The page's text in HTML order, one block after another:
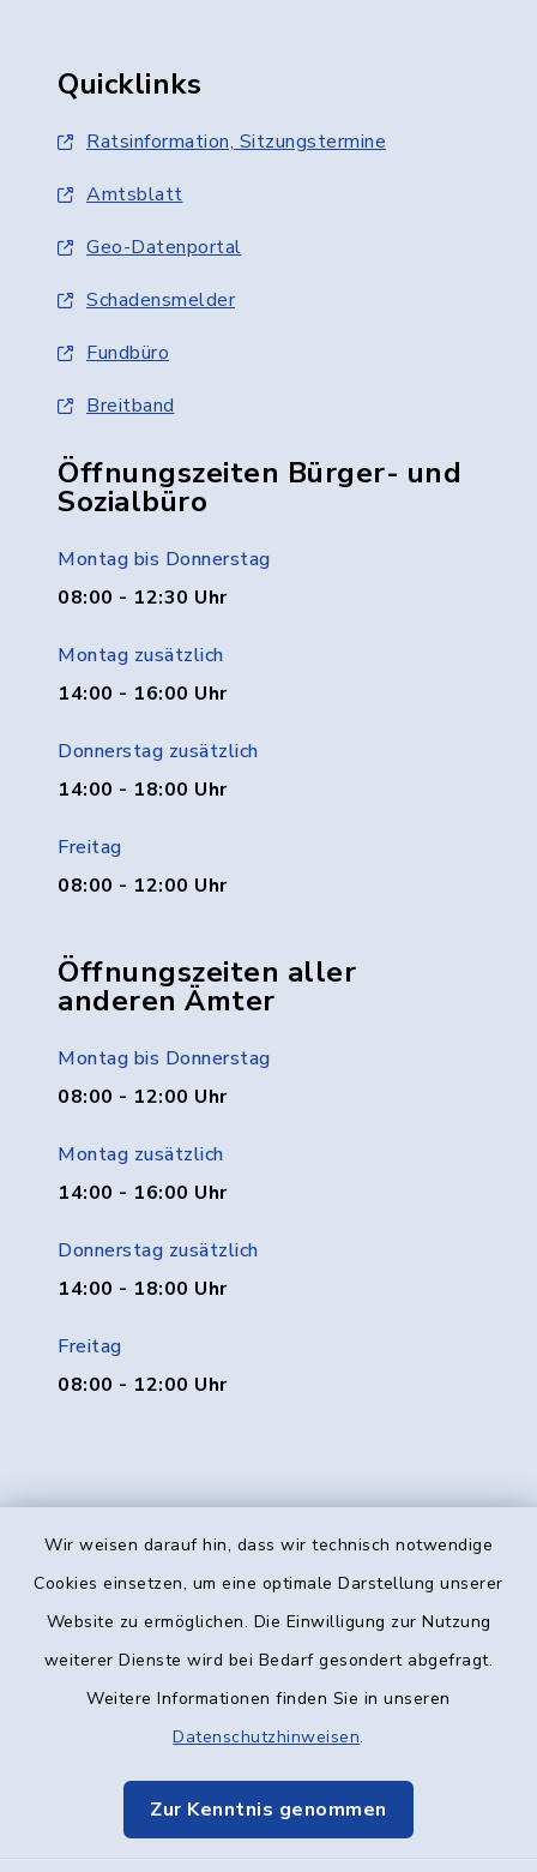
Wir weisen darauf hin, dass wir technisch notwendige
Cookies einsetzen, um eine optimale Darstellung unserer
Website zu ermöglichen. Die Einwilligung zur Nutzung
weiterer Dienste wird bei Bedarf gesondert abgefragt.
Weitere Informationen finden Sie in unseren
Datenschutzhinweisen.
Zur Kenntnis genommen
Quicklinks
Ratsinformation, Sitzungstermine
Amtsblatt
Geo-Datenportal
Schadensmelder
Fundbüro
Breitband
Öffnungszeiten Bürger- und
Sozialbüro
Montag bis Donnerstag
08:00 - 12:30 Uhr
Montag zusätzlich
14:00 - 16:00 Uhr
Donnerstag zusätzlich
14:00 - 18:00 Uhr
Freitag
08:00 - 12:00 Uhr
Öffnungszeiten aller
anderen Ämter
Montag bis Donnerstag
08:00 - 12:00 Uhr
Montag zusätzlich
14:00 - 16:00 Uhr
Donnerstag zusätzlich
14:00 - 18:00 Uhr
Freitag
08:00 - 12:00 Uhr
Kontakt
Datenschutz
Elektronische Kommunikation